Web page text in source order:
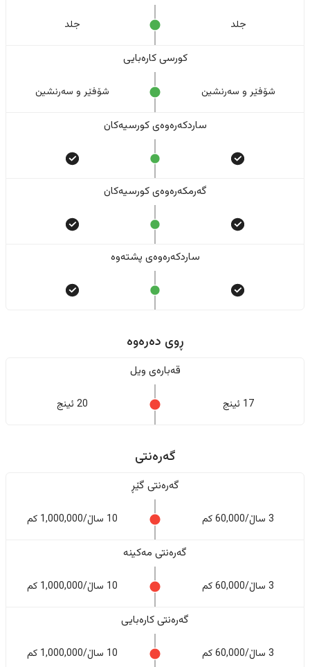
جلد جلد
کورسی کارەبایی
شۆفێر و سەرنشین شۆفێر و سەرنشین
ساردکەرەوەی کورسیەکان
گەرمکەرەوەی کورسیەکان
ساردکەرەوەی پشتەوە
ڕوی دەرەوە
قەبارەی ویل
17 ئینج 20 ئینج
گەرەنتی
گەرەنتی گێڕ
3 ساڵ/60,000 کم 10 ساڵ/1,000,000 کم
گەرەنتی مەکینە
3 ساڵ/60,000 کم 10 ساڵ/1,000,000 کم
گەرەنتی کارەبایی
3 ساڵ/60,000 کم 10 ساڵ/1,000,000 کم